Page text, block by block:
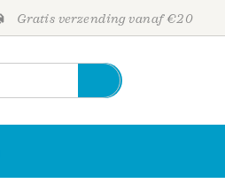
Gratis verzending vanaf €20
Personen